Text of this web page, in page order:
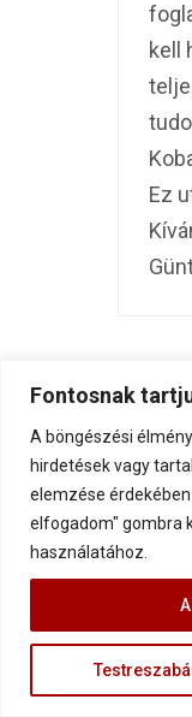
Fontosnak
A böngészési
hirdetések vagy
elemzése
elfogadom" gombra
használatához.
kell
Ez
Az